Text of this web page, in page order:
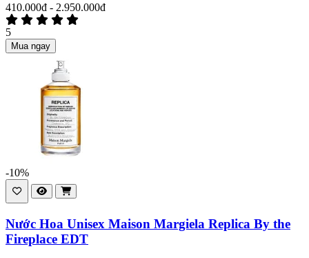
410.000đ - 2.950.000đ
5
Mua ngay
-10%
Nước Hoa Unisex Maison Margiela Replica By the
Fireplace EDT